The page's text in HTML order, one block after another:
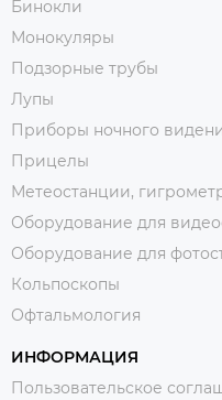
Бинокли
Монокуляры
Подзорные трубы
Лупы
Приборы ночного
Прицелы
Метеостанции,
Оборудование для
Оборудование для
Кольпоскопы
Офтальмология
ИНФОРМАЦИЯ
Пользовательское